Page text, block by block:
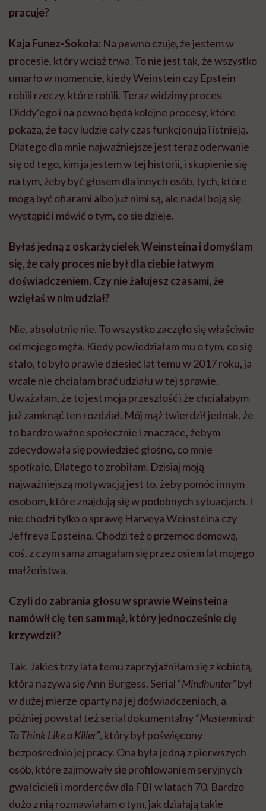
pracuje?
Kaja Funez-Sokoła: Na pewno czuję, że jestem w
procesie, który wciąż trwa. To nie jest tak, że wszystko
umarło w momencie, kiedy Weinstein czy Epstein
robili rzeczy, które robili. Teraz widzimy proces
Diddy’ego i na pewno będą kolejne procesy, które
pokażą, że tacy ludzie cały czas funkcjonują i istnieją.
Dlatego dla mnie najważniejsze jest teraz oderwanie
się od tego, kim ja jestem w tej historii, i skupienie się
na tym, żeby być głosem dla innych osób, tych, które
mogą być ofiarami albo już nimi są, ale nadal boją się
wystąpić i mówić o tym, co się dzieje.
Byłaś jedną z oskarżycielek Weinsteina i domyślam
się, że cały proces nie był dla ciebie łatwym
doświadczeniem. Czy nie żałujesz czasami, że
wzięłaś w nim udział?
Nie, absolutnie nie. To wszystko zaczęło się właściwie
od mojego męża. Kiedy powiedziałam mu o tym, co się
stało, to było prawie dziesięć lat temu w 2017 roku, ja
wcale nie chciałam brać udziału w tej sprawie.
Uważałam, że to jest moja przeszłość i że chciałabym
już zamknąć ten rozdział. Mój mąż twierdził jednak, że
to bardzo ważne społecznie i znaczące, żebym
zdecydowała się powiedzieć głośno, co mnie
spotkało. Dlatego to zrobiłam. Dzisiaj moją
najważniejszą motywacją jest to, żeby pomóc innym
osobom, które znajdują się w podobnych sytuacjach. I
nie chodzi tylko o sprawę Harveya Weinsteina czy
Jeffreya Epsteina. Chodzi też o przemoc domową,
coś, z czym sama zmagałam się przez osiem lat mojego
małżeństwa.
Czyli do zabrania głosu w sprawie Weinsteina
namówił cię ten sam mąż, który jednocześnie cię
krzywdził?
Tak. Jakieś trzy lata temu zaprzyjaźniłam się z kobietą,
która nazywa się Ann Burgess. Serial “Mindhunter”był
w dużej mierze oparty na jej doświadczeniach, a
później powstał też serial dokumentalny “Mastermind:
To Think Like a Killer”, który był poświęcony
bezpośrednio jej pracy. Ona była jedną z pierwszych
osób, które zajmowały się profilowaniem seryjnych
gwałcicieli i morderców dla FBI w latach 70. Bardzo
dużo z nią rozmawiałam o tym, jak działają takie